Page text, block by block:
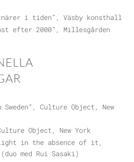
i tiden”, Väsby konsthall
efter 2000”, Millesgården
Sweden”, Culture Object, New
Object, New York
in the absence of it,
med Rui Sasaki)